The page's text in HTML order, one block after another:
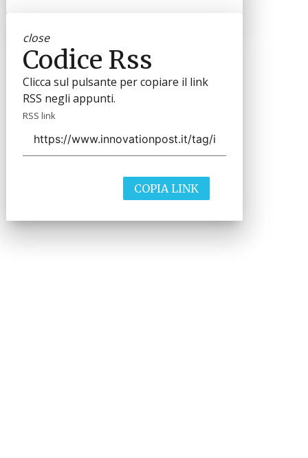
close
Codice Rss
Clicca sul pulsante per copiare il link
RSS negli appunti.
RSS link
COPIA LINK